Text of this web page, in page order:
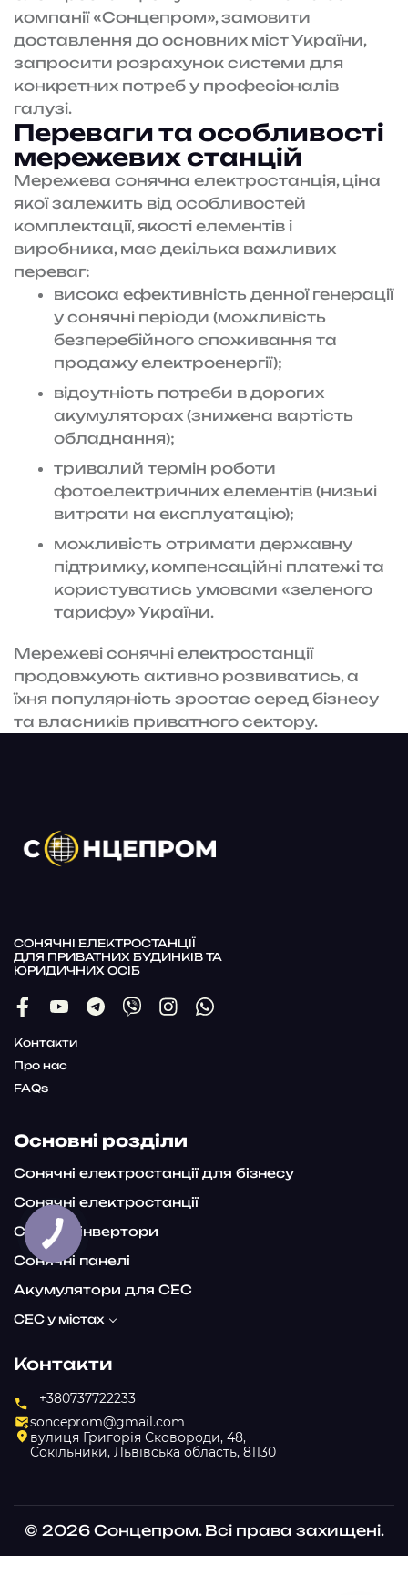
компанії «Сонцепром», замовити
доставлення до основних міст України,
запросити розрахунок системи для
конкретних потреб у професіоналів
галузі.
Переваги та особливості
мережевих станцій
Мережева сонячна електростанція, ціна
якої залежить від особливостей
комплектації, якості елементів і
виробника, має декілька важливих
переваг:
висока ефективність денної генерації
у сонячні періоди (можливість
безперебійного споживання та
продажу електроенергії);
відсутність потреби в дорогих
акумуляторах (знижена вартість
обладнання);
тривалий термін роботи
фотоелектричних елементів (низькі
витрати на експлуатацію);
можливість отримати державну
підтримку, компенсаційні платежі та
користуватись умовами «зеленого
тарифу» України.
Мережеві сонячні електростанції
продовжують активно розвиватись, а
їхня популярність зростає серед бізнесу
та власників приватного сектору.
СОНЯЧНІ ЕЛЕКТРОСТАНЦІЇ
ДЛЯ ПРИВАТНИХ БУДИНКІВ ТА
ЮРИДИЧНИХ ОСІБ
Контакти
Про нас
FAQs
Основні розділи
Сонячні електростанції для бізнесу
Сонячні електростанції
Сонячні інвертори
Сонячні панелі
Акумулятори для СЕС
СЕС у містах
Контакти
+380737722233
sonceprom@gmail.com
вулиця Григорія Сковороди, 48,
Сокільники, Львівська область, 81130
© 2026 Сонцепром. Всі права захищені.